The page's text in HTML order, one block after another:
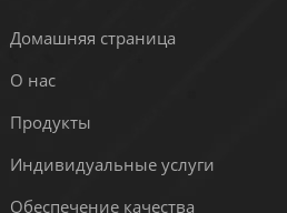
Домашняя страница
О нас
Продукты
Индивидуальные услуги
Обеспечение качества